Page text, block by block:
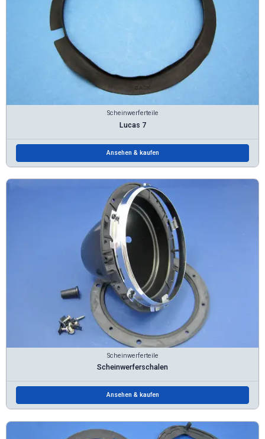
Scheinwerferteile
Lucas 7
Ansehen & kaufen
Scheinwerferteile
Scheinwerferschalen
Ansehen & kaufen